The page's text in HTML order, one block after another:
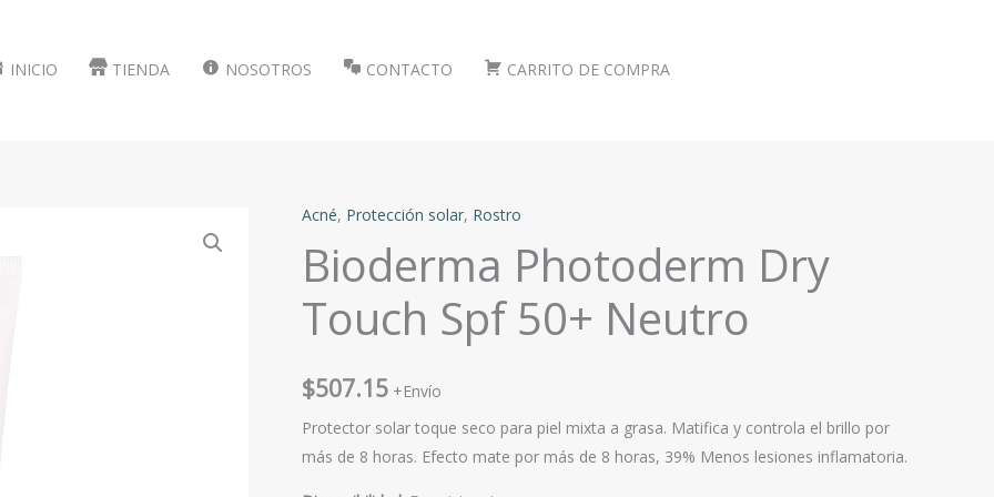
INICIO TIENDA NOSOTROS CONTACTO CARRITO DE COMPRA
Acné, Protección solar, Rostro
Bioderma Photoderm Dry
Touch Spf 50+ Neutro
$507.15 +Envío
Protector solar toque seco para piel mixta a grasa. Matifica y controla el brillo por
más de 8 horas. Efecto mate por más de 8 horas, 39% Menos lesiones inflamatoria.